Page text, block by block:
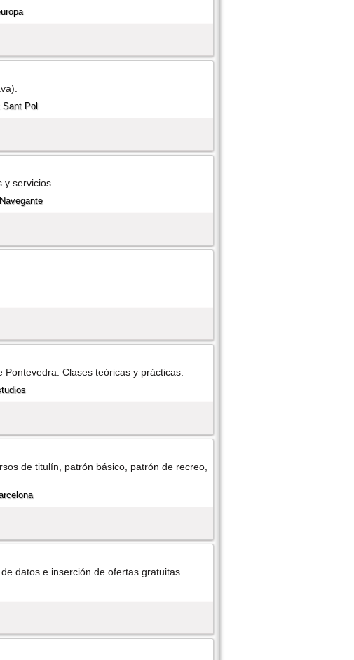
servicios.
Clases teóricas y prácticas.
de titulí­n, patrón básico, patrón de recreo,
datos e inserción de ofertas gratuitas.